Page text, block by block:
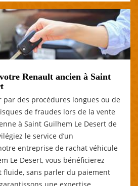
Renault ancien à Saint
par des procédures longues ou de
de fraudes lors de la vente
à Saint Guilhem Le Desert de
le service d’un
entreprise de rachat véhicule
Le Desert, vous bénéficierez
fluide, sans parler du paiement
une expertise